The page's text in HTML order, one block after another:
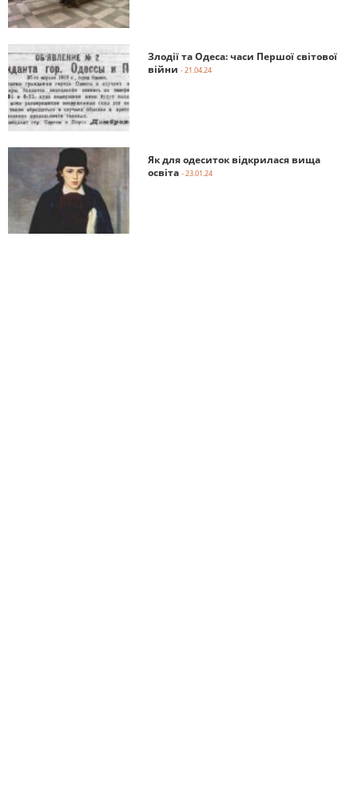
Злодії та Одеса: часи Першої світової
війни - 21.04.24
Як для одеситок відкрилася вища
освіта - 23.01.24